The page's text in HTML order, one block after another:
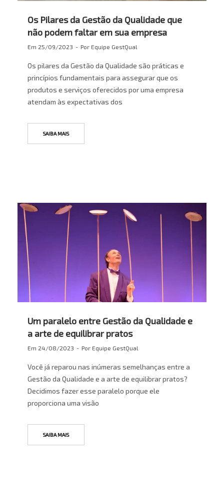
Os Pilares da Gestão da Qualidade que
não podem faltar em sua empresa
Em 25/09/2023 Por Equipe GestQual
Os pilares da Gestão da Qualidade são práticas e
princípios fundamentais para assegurar que os
produtos e serviços oferecidos por uma empresa
atendam às expectativas dos
SAIBA MAIS
Um paralelo entre Gestão da Qualidade e
a arte de equilibrar pratos
Em 24/08/2023 Por Equipe GestQual
Você já reparou nas inúmeras semelhanças entre a
Gestão da Qualidade e a arte de equilibrar pratos?
Decidimos fazer esse paralelo porque ele
proporciona uma visão
SAIBA MAIS